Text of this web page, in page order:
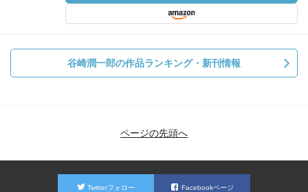
谷崎潤一郎の作品ランキング・新刊情報
ページの先頭へ
Twitterフォロー Facebookページ